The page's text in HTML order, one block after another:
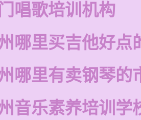
唱歌培训机构
哪里买吉他好点
哪里有卖钢琴的
音乐素养培训学